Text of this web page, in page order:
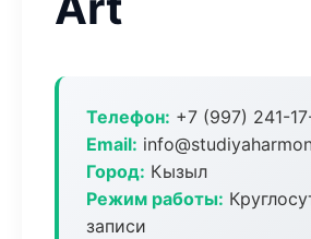
Телефон: +7 (997) 241-
Email:
Город: Кызыл
Режим работы:
записи